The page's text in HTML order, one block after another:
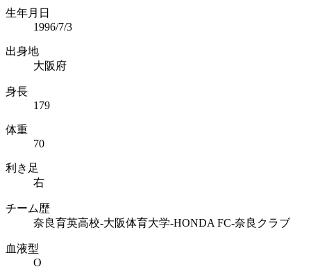
生年月日
1996/7/3
出身地
大阪府
身長
179
体重
70
利き足
右
チーム歴
奈良育英高校-大阪体育大学-HONDA FC-奈良クラブ
血液型
O